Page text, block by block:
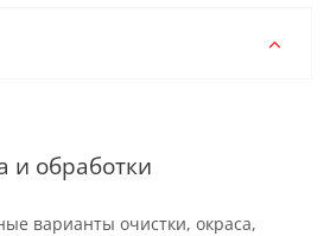
и обработки
варианты очистки, окраса,